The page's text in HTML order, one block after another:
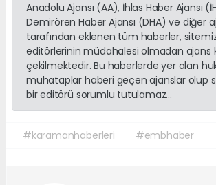
Anadolu Ajansı (AA), İhlas Haber Ajansı
Demirören Haber Ajansı (DHA) ve diğer
tarafından eklenen tüm haberler,
editörlerinin müdahalesi olmadan ajans
çekilmektedir. Bu haberlerde yer alan
muhataplar haberi geçen ajanslar olup
bir editörü sorumlu tutulamaz...
#karamanhaberleri #embhaber